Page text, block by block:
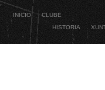
INICIO
CLUBE
HISTORIA